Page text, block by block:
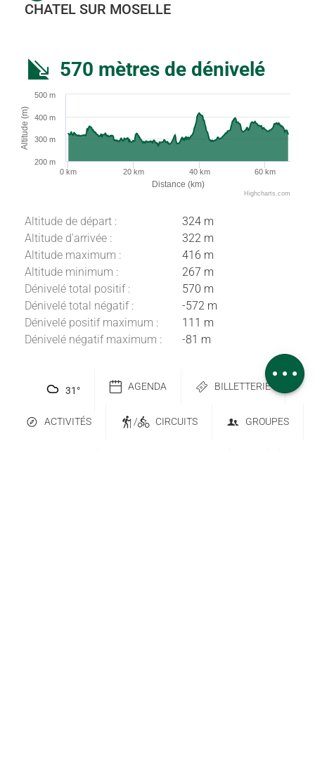
CHATEL SUR MOSELLE
570 mètres de dénivelé
Distance (km)
Altitude (m)
0 km 20 km 40 km 60 km
200 m
300 m
400 m
500 m
Highcharts.com
Altitude de départ :
324 m
Altitude d'arrivée :
322 m
Altitude maximum :
416 m
Altitude minimum :
267 m
Dénivelé total positif :
570 m
Dénivelé total négatif :
-572 m
Dénivelé positif maximum :
111 m
Dénivelé négatif maximum :
-81 m
31 ° AGENDA BILLETTERIE
ACTIVITÉS / CIRCUITS GROUPES
Vous organisez un événement à vocation touristique ?